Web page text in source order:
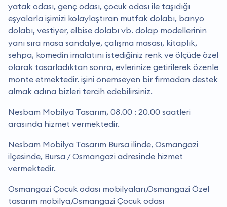
yatak odası, genç odası, çocuk odası ile taşıdığı
eşyalarla işimizi kolaylaştıran mutfak dolabı, banyo
dolabı, vestiyer, elbise dolabı vb. dolap modellerinin
yanı sıra masa sandalye, çalışma masası, kitaplık,
sehpa, komedin imalatını istediğiniz renk ve ölçüde özel
olarak tasarladıktan sonra, evlerinize getirilerek özenle
monte etmektedir. i̇şini önemseyen bir firmadan destek
almak adına bizleri tercih edebilirsiniz.
Nesbam Mobilya Tasarım, 08.00 : 20.00 saatleri
arasında hizmet vermektedir.
Nesbam Mobilya Tasarım Bursa ilinde, Osmangazi
ilçesinde, Bursa / Osmangazi adresinde hizmet
vermektedir.
Osmangazi Çocuk odası mobilyaları,Osmangazi Özel
tasarım mobilya,Osmangazi Çocuk odası